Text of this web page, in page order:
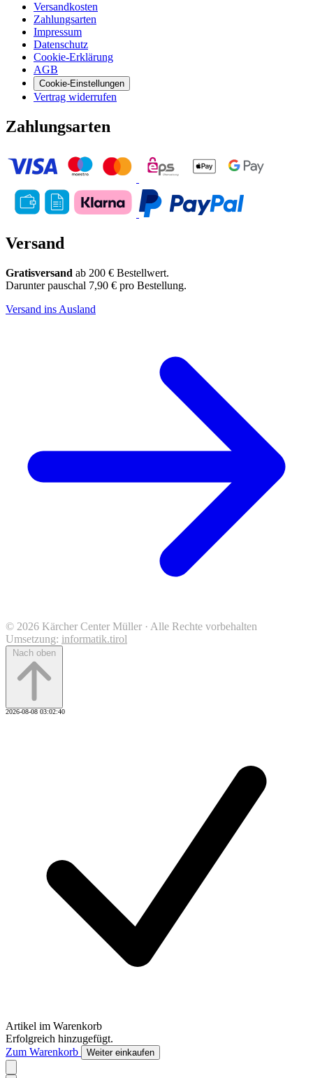
Versandkosten
Zahlungsarten
Impressum
Datenschutz
Cookie-Erklärung
AGB
Cookie-Einstellungen
Vertrag widerrufen
Zahlungsarten
Versand
Gratisversand ab 200 € Bestellwert.
Darunter pauschal 7,90 € pro Bestellung.
Versand ins Ausland
© 2026 Kärcher Center Müller · Alle Rechte vorbehalten
Umsetzung: informatik.tirol
Nach oben
2026-08-08 03:02:40
Artikel im Warenkorb
Erfolgreich hinzugefügt.
Zum Warenkorb
Weiter einkaufen